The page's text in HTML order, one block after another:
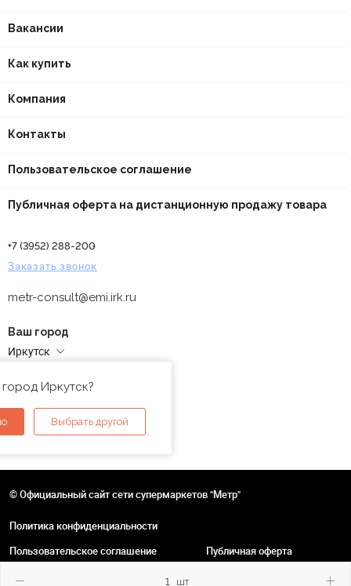
шт
Вакансии
Как купить
Компания
Контакты
Пользовательское соглашение
Публичная оферта на дистанционную продажу товара
+7 (3952) 288-200
Заказать звонок
metr-consult@emi.irk.ru
Ваш город
Иркутск
Иркутск?
Выбрать другой
© Официальный сайт сети супермаркетов "Метр"
Политика конфиденциальности
Пользовательское соглашение
Публичная оферта